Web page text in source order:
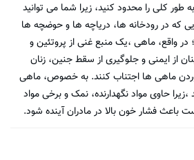
کلی را محدود کنید، زیرا شما می توانید
که در رودخانه ها، دریاچه ها و حوضچه ها
در واقع، ماهی ،یک منبع غنی از پروتئین و
از ایمنی و جلوگیری از سقط جنین، زنان
خوردن ماهی ها اجتناب کنند. به خصوص، ماهی
حاوی مواد نگهدارنده، نمک و برخی مواد
فشار خون بالا در مادران آینده شود.